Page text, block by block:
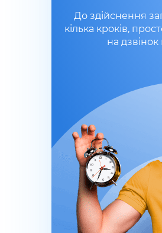
До здійснення
кілька кроків,
на